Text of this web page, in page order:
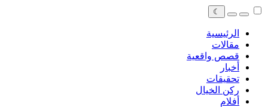
☾
الرئيسية
مقالات
قصص واقعية
أخبار
تحقيقات
ركن الخيال
أفلام